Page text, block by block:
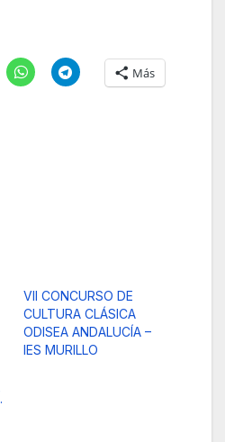
Más
VII CONCURSO DE
CULTURA CLÁSICA
ODISEA ANDALUCÍA –
IES MURILLO